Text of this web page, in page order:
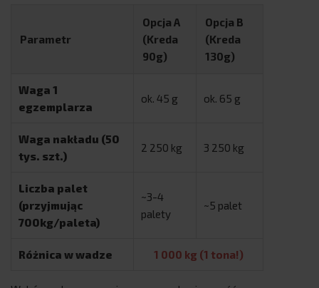
Parametr
Opcja A
(Kreda
90g)
Opcja B
(Kreda
130g)
Waga 1
egzemplarza
ok. 45 g ok. 65 g
Waga nakładu (50
tys. szt.)
2 250 kg 3 250 kg
Liczba palet
(przyjmując
700kg/paleta)
~3-4
palety
~5 palet
Różnica w wadze 1 000 kg (1 tona!)